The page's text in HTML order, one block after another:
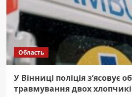
Область
У Вінниці поліція з’ясовує
травмування двох